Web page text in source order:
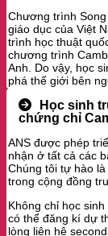
Chương trình
giáo dục của Việt
trình học thuật
chương trình
Anh. Do vậy, học
phá thế giới bên
Học sinh
chứng chỉ
ANS được phép
nhận ở tất cả các
Chúng tôi tự hào
trong cộng đồng
Không chỉ học
có thể đăng kí dự
lòng liên hệ